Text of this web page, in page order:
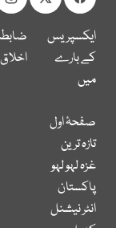
ایکسپریس
کے بارے
میں
اخلاق
صفحۂ اول
تازہ ترین
غزہ لہو لہو
پاکستان
انٹر نیشنل